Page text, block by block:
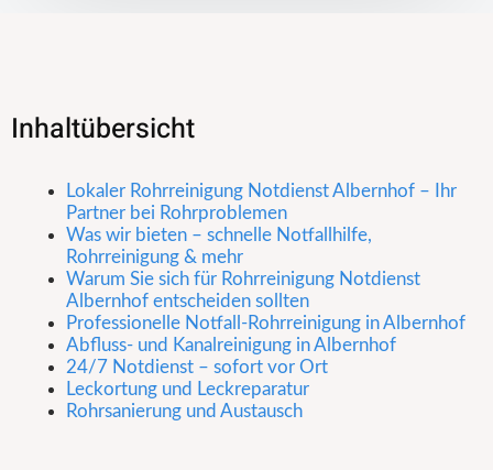
Inhaltübersicht
Lokaler Rohrreinigung Notdienst Albernhof – Ihr
Partner bei Rohrproblemen
Was wir bieten – schnelle Notfallhilfe,
Rohrreinigung & mehr
Warum Sie sich für Rohrreinigung Notdienst
Albernhof entscheiden sollten
Professionelle Notfall-Rohrreinigung in Albernhof
Abfluss- und Kanalreinigung in Albernhof
24/7 Notdienst – sofort vor Ort
Leckortung und Leckreparatur
Rohrsanierung und Austausch